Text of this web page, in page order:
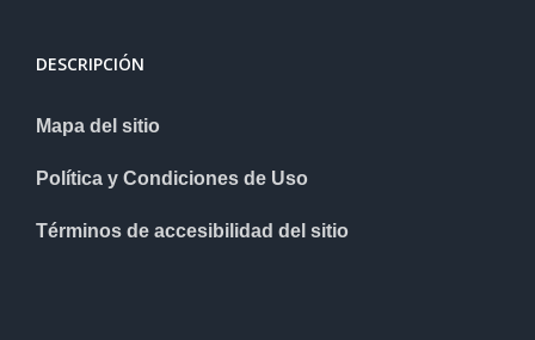
DESCRIPCIÓN
Mapa del sitio
Política y Condiciones de Uso
Términos de accesibilidad del sitio